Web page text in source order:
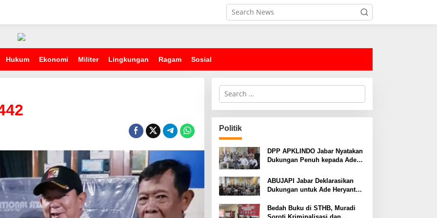
Hukum Ekonomi Militer Lingkungan Ragam Sosial
S
r
c
h
f
o
r
:
Politik
DPP APKLINDO Jabar Nyatakan
Dukungan Penuh kepada Ade
Bandung
ABUJAPI Jabar Deklarasikan
Dukungan untuk Ade Heryanto
Bedah Buku di STHB, Muradi